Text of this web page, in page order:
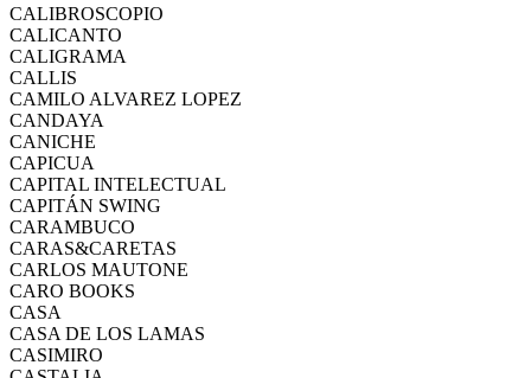
CALIBROSCOPIO
CALICANTO
CALIGRAMA
CALLIS
CAMILO ALVAREZ LOPEZ
CANDAYA
CANICHE
CAPICUA
CAPITAL INTELECTUAL
CAPITÁN SWING
CARAMBUCO
CARAS&CARETAS
CARLOS MAUTONE
CARO BOOKS
CASA
CASA DE LOS LAMAS
CASIMIRO